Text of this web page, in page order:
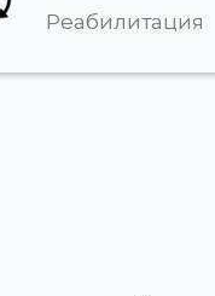
Реабилитация